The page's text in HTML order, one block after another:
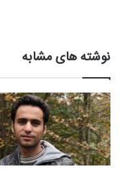
نوشته های مشابه